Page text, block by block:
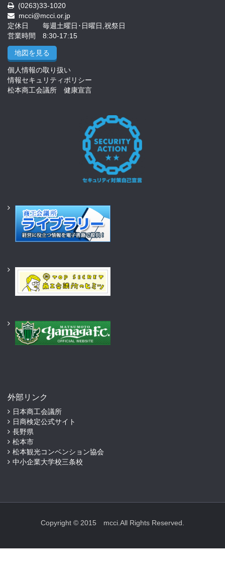
(0263)33-1020
mcci@mcci.or.jp
定休日 毎週土曜日･日曜日,祝祭日
営業時間 8:30-17:15
地図を見る
個人情報の取り扱い
情報セキュリティポリシー
松本商工会議所 健康宣言
外部リンク
日本商工会議所
日商検定公式サイト
長野県
松本市
松本観光コンベンション協会
中小企業大学校三条校
Copyright © 2015 mcci.All Rights Reserved.